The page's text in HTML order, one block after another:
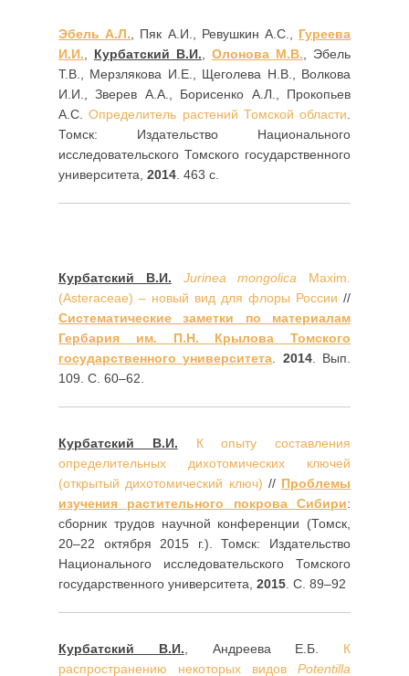
Эбель А.Л., Пяк А.И., Ревушкин А.С., Гуреева
И.И., Курбатский В.И., Олонова М.В., Эбель
Т.В., Мерзлякова И.Е., Щеголева Н.В., Волкова
И.И., Зверев А.А., Борисенко А.Л., Прокопьев
А.С.Определитель растений Томской области.
Томск: Издательство Национального
исследовательского Томского государственного
университета, 2014. 463 с.
Курбатский В.И. Jurinea mongolica Maxim.
(Asteraceae) – новый вид для флоры России //
Систематические заметки по материалам
Гербария им. П.Н. Крылова Томского
государственного университета. 2014. Вып.
109. С. 60–62.
Курбатский В.И.
К опыту составления
определительных дихотомических ключей
(открытый дихотомический ключ) // Проблемы
изучения растительного покрова Сибири:
сборник трудов научной конференции (Томск,
20–22 октября 2015 г.). Томск: Издательство
Национального исследовательского Томского
государственного университета, 2015. С. 89–92
Курбатский В.И., Андреева Е.Б. К
распространению некоторых видов Potentilla